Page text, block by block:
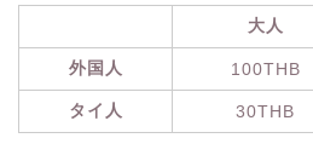
大人
外国人 100THB
タイ人 30THB